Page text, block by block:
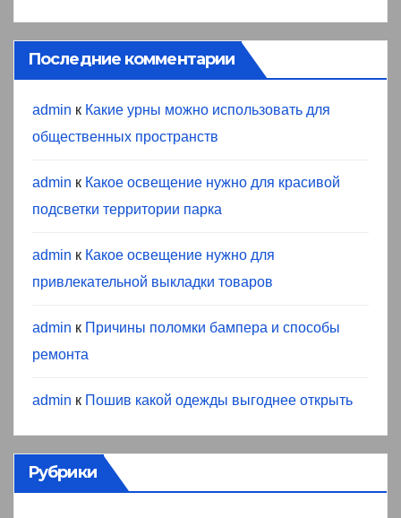
Последние комментарии
admin к Какие урны можно использовать для
общественных пространств
admin к Какое освещение нужно для красивой
подсветки территории парка
admin к Какое освещение нужно для
привлекательной выкладки товаров
admin к Причины поломки бампера и способы
ремонта
admin к Пошив какой одежды выгоднее открыть
Рубрики